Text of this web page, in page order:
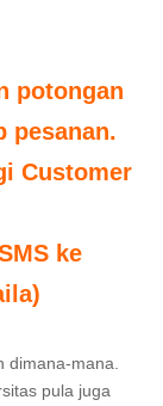
potongan
pesanan.
Customer
ke
dimana-mana.
pula juga